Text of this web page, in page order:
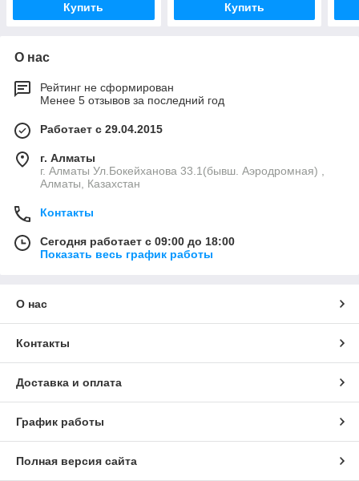
Купить Купить
О нас
Рейтинг не сформирован
Менее 5 отзывов за последний год
Работает с 29.04.2015
г. Алматы
г. Алматы Ул.Бокейханова 33.1(бывш. Аэродромная) ,
Алматы, Казахстан
Контакты
Сегодня работает с 09:00 до 18:00
Показать весь график работы
О нас
Контакты
Доставка и оплата
График работы
Полная версия сайта